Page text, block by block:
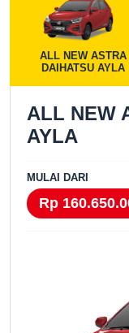
ALL NEW ASTRA
DAIHATSU AYLA
ALL NEW
AYLA
MULAI DARI
Rp